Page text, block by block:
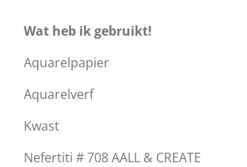
Wat heb ik gebruikt!
Aquarelpapier
Aquarelverf
Kwast
Nefertiti # 708 AALL & CREATE